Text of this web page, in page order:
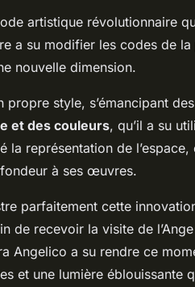
artistique révolutionnaire
a su modifier les codes de la
nouvelle dimension.
style, s’émancipant
et des couleurs, qu’il a su
représentation de l’espace,
à ses œuvres.
parfaitement cette
de recevoir la visite de
Angelico a su rendre ce
et une lumière éblouissante